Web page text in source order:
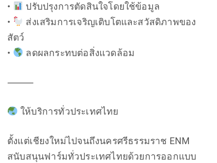
•
ปรับปรุงการตัดสินใจโดยใช้ข้อมูล
•
ส่งเสริมการเจริญเติบโตและสวัสดิภาพของ
สัตว์
•
ลดผลกระทบต่อสิ่งแวดล้อม
⸻
ให้บริการทั่วประเทศไทย
ตั้งแต่เชียงใหม่ไปจนถึงนครศรีธรรมราช ENM
สนับสนุนฟาร์มทั่วประเทศไทยด้วยการออกแบบ